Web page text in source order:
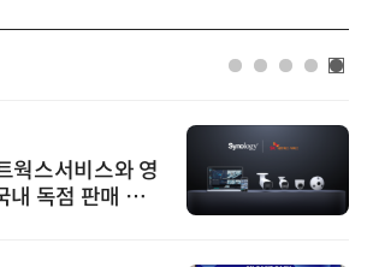
웍스서비스와 영
내 독점 판매 파